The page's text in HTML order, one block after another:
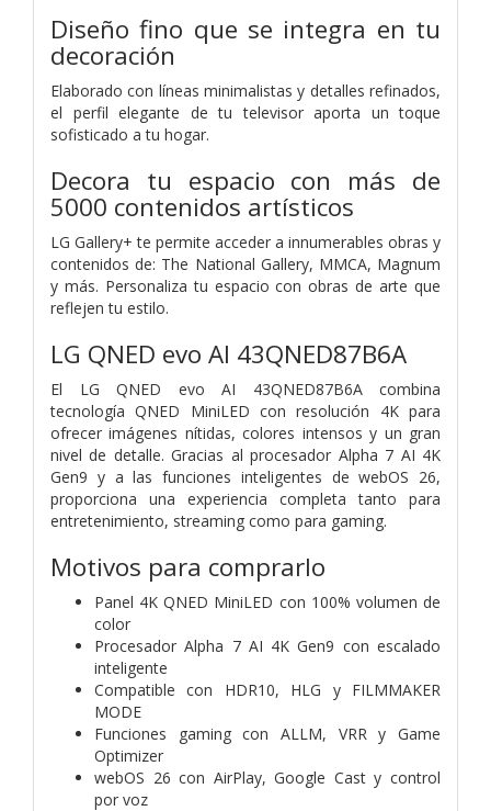
Diseño fino que se integra en tu
decoración
Elaborado con líneas minimalistas y detalles refinados,
el perfil elegante de tu televisor aporta un toque
sofisticado a tu hogar.
Decora tu espacio con más de
5000 contenidos artísticos
LG Gallery+ te permite acceder a innumerables obras y
contenidos de: The National Gallery, MMCA, Magnum
y más. Personaliza tu espacio con obras de arte que
reflejen tu estilo.
LG QNED evo AI 43QNED87B6A
El LG QNED evo AI 43QNED87B6A combina
tecnología QNED MiniLED con resolución 4K para
ofrecer imágenes nítidas, colores intensos y un gran
nivel de detalle. Gracias al procesador Alpha 7 AI 4K
Gen9 y a las funciones inteligentes de webOS 26,
proporciona una experiencia completa tanto para
entretenimiento, streaming como para gaming.
Motivos para comprarlo
Panel 4K QNED MiniLED con 100% volumen de
color
Procesador Alpha 7 AI 4K Gen9 con escalado
inteligente
Compatible con HDR10, HLG y FILMMAKER
MODE
Funciones gaming con ALLM, VRR y Game
Optimizer
webOS 26 con AirPlay, Google Cast y control
por voz